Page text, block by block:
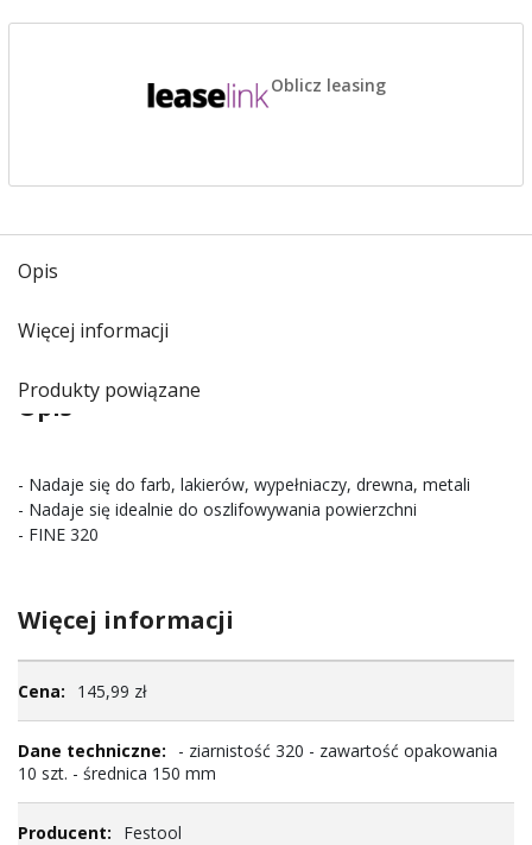
Oblicz leasing
Opis
Więcej informacji
Produkty powiązane
Opis
- Nadaje się do farb, lakierów, wypełniaczy, drewna, metali
- Nadaje się idealnie do oszlifowywania powierzchni
- FINE 320
Więcej informacji
informacji145,99 zł
- ziarnistość 320 - zawartość opakowania
10 szt. - średnica 150 mm
Festool